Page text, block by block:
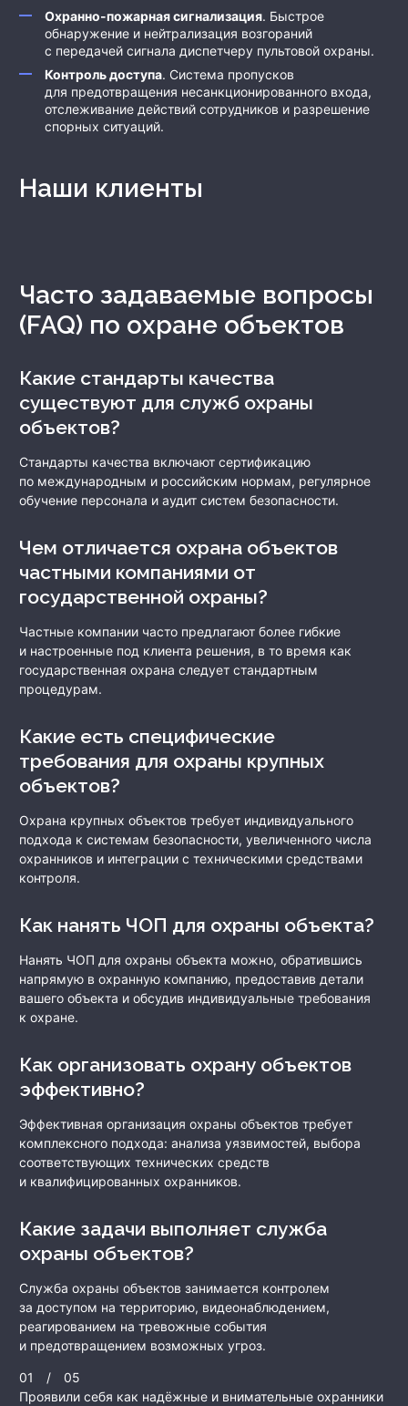
Охранно-пожарная сигнализация. Быстрое
обнаружение и нейтрализация возгораний
с передачей сигнала диспетчеру пультовой охраны.
Контроль доступа. Система пропусков
для предотвращения несанкционированного входа,
отслеживание действий сотрудников и разрешение
спорных ситуаций.
Наши клиенты
Часто задаваемые вопросы
(FAQ) по охране объектов
Какие стандарты качества
существуют для служб охраны
объектов?
Стандарты качества включают сертификацию
по международным и российским нормам, регулярное
обучение персонала и аудит систем безопасности.
Чем отличается охрана объектов
частными компаниями от
государственной охраны?
Частные компании часто предлагают более гибкие
и настроенные под клиента решения, в то время как
государственная охрана следует стандартным
процедурам.
Какие есть специфические
требования для охраны крупных
объектов?
Охрана крупных объектов требует индивидуального
подхода к системам безопасности, увеличенного числа
охранников и интеграции с техническими средствами
контроля.
Как нанять ЧОП для охраны объекта?
Нанять ЧОП для охраны объекта можно, обратившись
напрямую в охранную компанию, предоставив детали
вашего объекта и обсудив индивидуальные требования
к охране.
Как организовать охрану объектов
эффективно?
Эффективная организация охраны объектов требует
комплексного подхода: анализа уязвимостей, выбора
соответствующих технических средств
и квалифицированных охранников.
Какие задачи выполняет служба
охраны объектов?
Служба охраны объектов занимается контролем
за доступом на территорию, видеонаблюдением,
реагированием на тревожные события
и предотвращением возможных угроз.
01 /
05
Проявили себя как надёжные и внимательные охранники